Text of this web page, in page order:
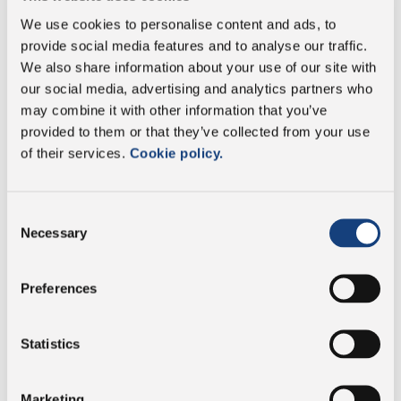
We use cookies to personalise content and ads, to
provide social media features and to analyse our traffic.
We also share information about your use of our site with
our social media, advertising and analytics partners who
may combine it with other information that you’ve
provided to them or that they’ve collected from your use
of their services. Cookie policy.
Selection
Necessary
Preferences
Statistics
davon gesättigte
Fettsäuren:
Kohlenhydrate 0 g
davon Zucker: